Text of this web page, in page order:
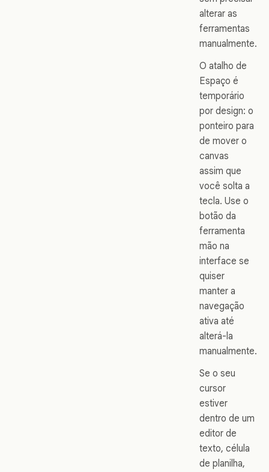
alterar as
ferramentas
manualmente.
O atalho de
Espaço é
temporário
por design: o
ponteiro para
de mover o
canvas
assim que
você solta a
tecla. Use o
botão da
ferramenta
mão na
interface se
quiser
manter a
navegação
ativa até
alterá-la
manualmente.
Se o seu
cursor
estiver
dentro de um
editor de
texto, célula
de planilha,